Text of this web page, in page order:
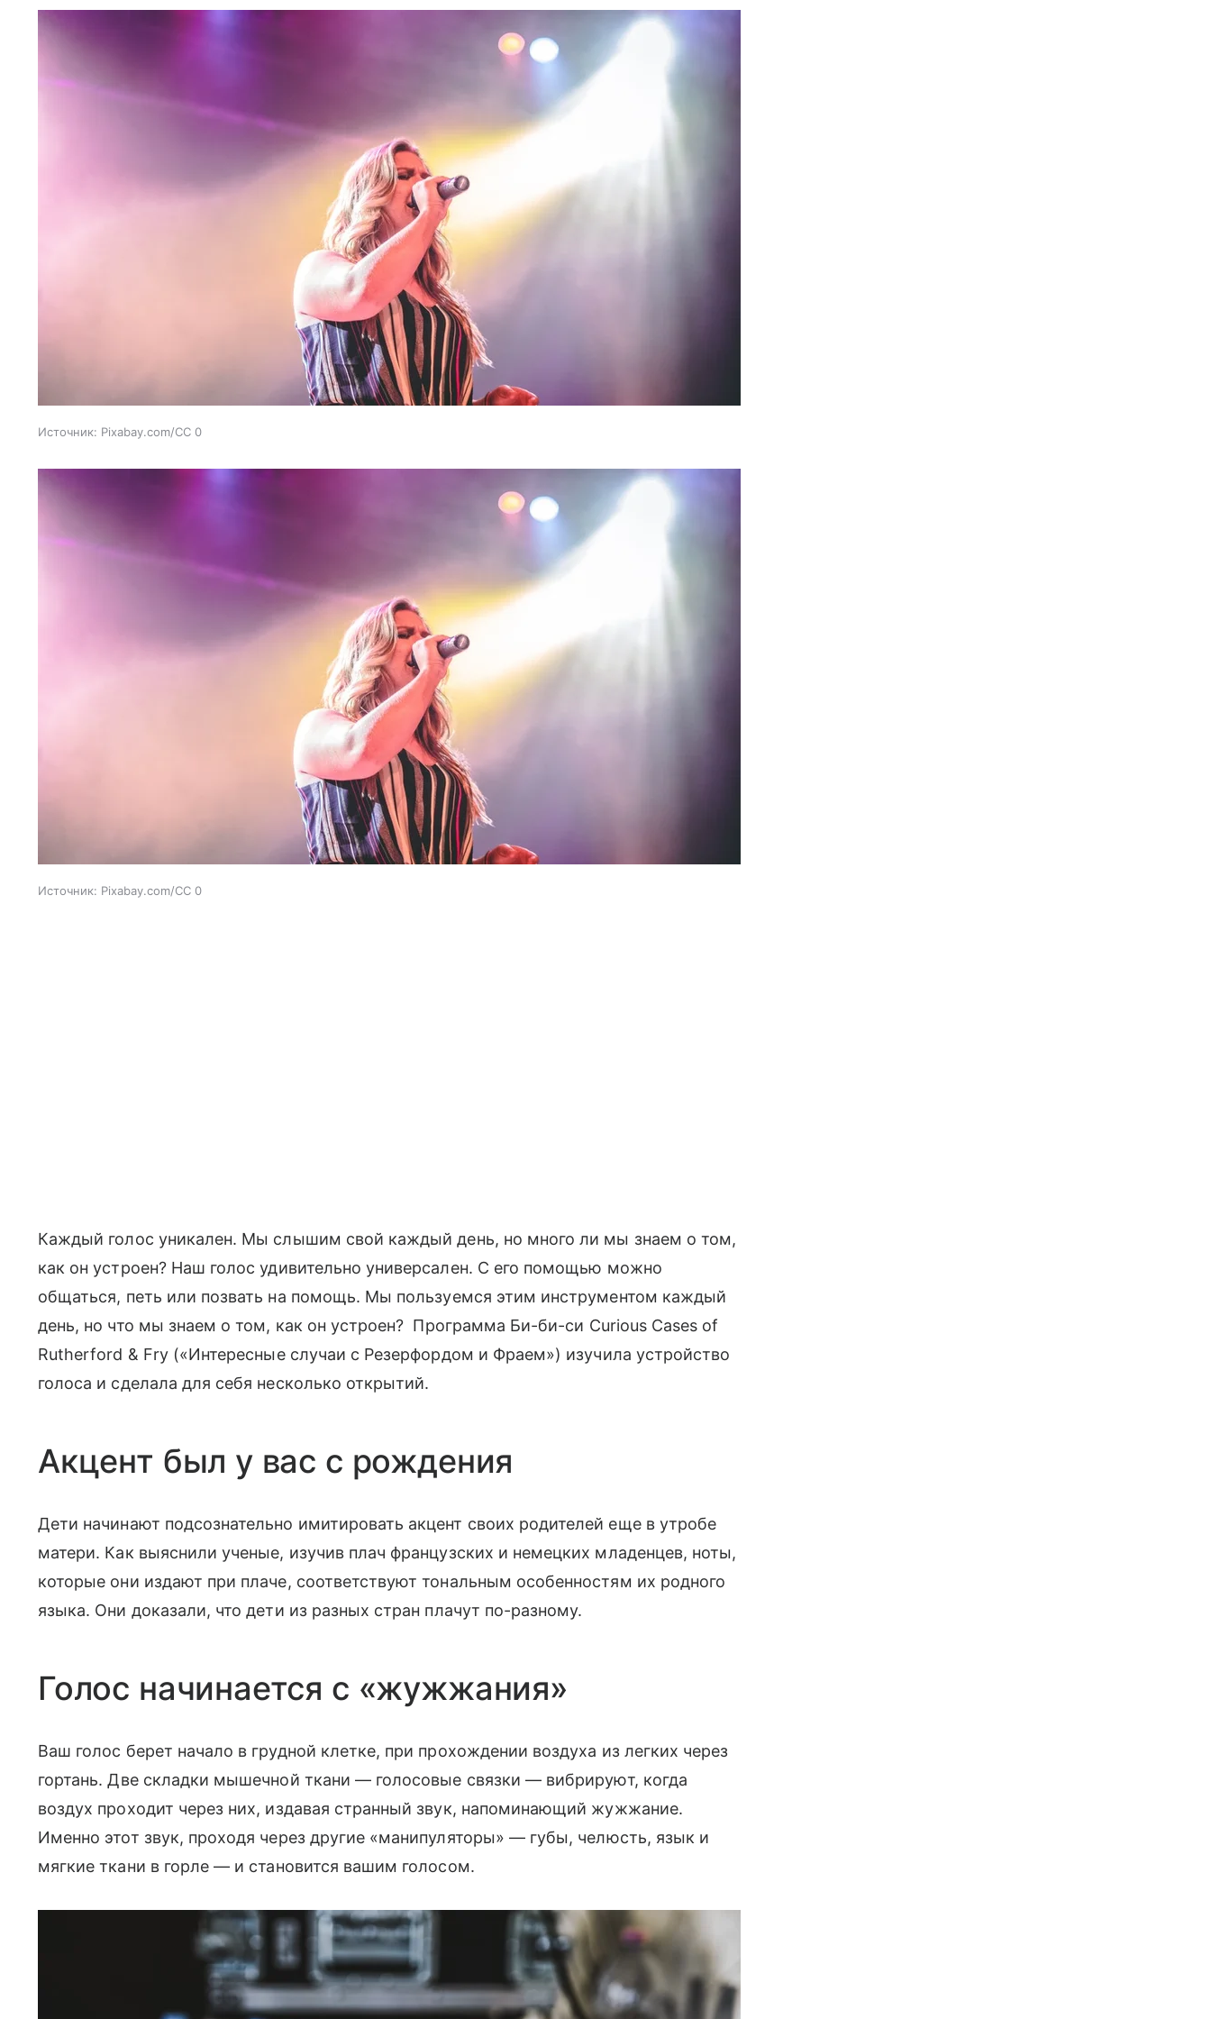
Источник: Pixabay.com/CC 0
Источник: Pixabay.com/CC 0
Каждый голос уникален. Мы слышим свой каждый день, но много ли мы знаем о том,
как он устроен? Наш голос удивительно универсален. С его помощью можно
общаться, петь или позвать на помощь. Мы пользуемся этим инструментом каждый
день, но что мы знаем о том, как он устроен? Программа Би-би-си Curious Cases of
Rutherford & Fry («Интересные случаи с Резерфордом и Фраем») изучила устройство
голоса и сделала для себя несколько открытий.
Акцент был у вас с рождения
Дети начинают подсознательно имитировать акцент своих родителей еще в утробе
матери. Как выяснили ученые, изучив плач французских и немецких младенцев, ноты,
которые они издают при плаче, соответствуют тональным особенностям их родного
языка. Они доказали, что дети из разных стран плачут по-разному.
Голос начинается с «жужжания»
Ваш голос берет начало в грудной клетке, при прохождении воздуха из легких через
гортань. Две складки мышечной ткани — голосовые связки — вибрируют, когда
воздух проходит через них, издавая странный звук, напоминающий жужжание.
Именно этот звук, проходя через другие «манипуляторы» — губы, челюсть, язык и
мягкие ткани в горле — и становится вашим голосом.